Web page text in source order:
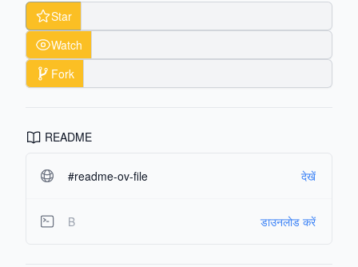
Star
Watch
Fork
README
#readme-ov-file देखें
B डाउनलोड करें